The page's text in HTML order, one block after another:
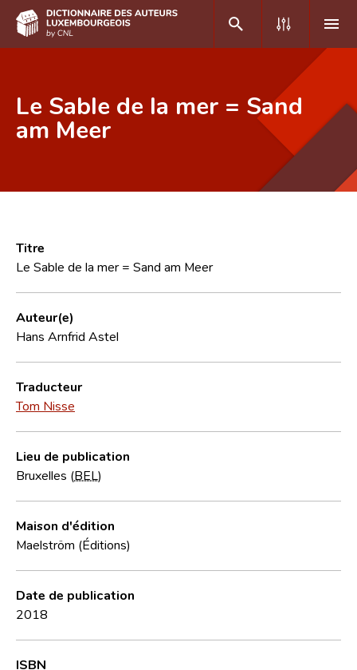
FR
Foire aux questions
CNL
Équipe scientifique
Contact
Le Sable de la mer = Sand
am Meer
Titre
Le Sable de la mer = Sand am Meer
Auteur(e)
Hans Arnfrid Astel
Traducteur
Tom Nisse
Lieu de publication
Bruxelles (BEL )
Maison d'édition
Maelström (Éditions)
Date de publication
2018
ISBN